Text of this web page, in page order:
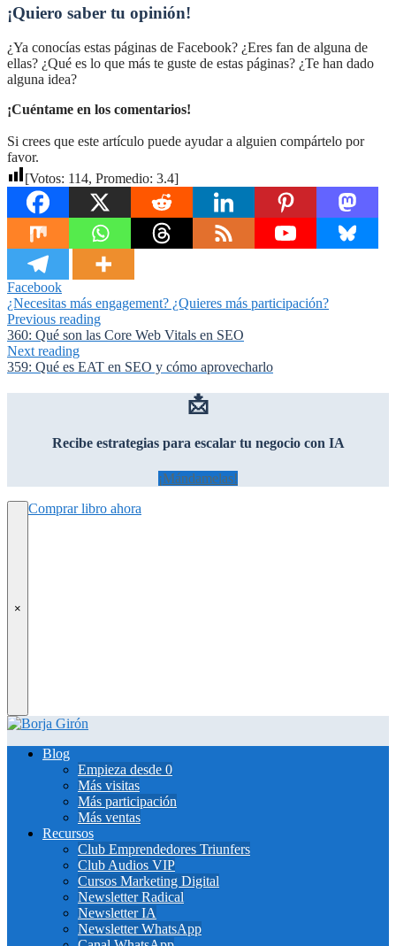
¡Quiero saber tu opinión!
¿Ya conocías estas páginas de Facebook? ¿Eres fan de alguna de
ellas? ¿Qué es lo que más te guste de estas páginas? ¿Te han dado
alguna idea?
¡Cuéntame en los comentarios!
Si crees que este artículo puede ayudar a alguien compártelo por
favor.
[Votos: 114, Promedio: 3.4]
Facebook
¿Necesitas más engagement? ¿Quieres más participación?
Previous reading
360: Qué son las Core Web Vitals en SEO
Next reading
359: Qué es EAT en SEO y cómo aprovecharlo
📩
Recibe estrategias para escalar tu negocio con IA
¡Mándamelas!
×
Comprar libro ahora
Blog
Empieza desde 0
Más visitas
Más participación
Más ventas
Recursos
Club Emprendedores Triunfers
Club Audios VIP
Cursos Marketing Digital
Newsletter Radical
Newsletter IA
Newsletter WhatsApp